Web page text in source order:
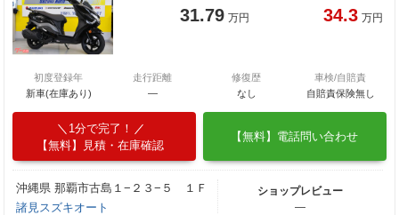
31.79 万円 34.3 万円
初度登録年
新車(在庫あり)
走行距離
―
修復歴
なし
車検/自賠責
自賠責保険無し
1分で完了！
【無料】見積・在庫確認
【無料】電話問い合わせ
沖縄県 那覇市古島１−２３−５ １Ｆ
諸見スズキオート
ショップレビュー
―